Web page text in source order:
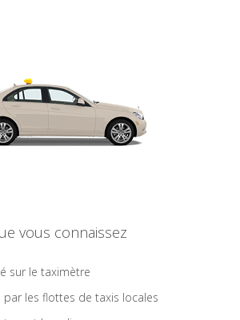
vous connaissez
sur le taximètre
par les flottes de taxis locales